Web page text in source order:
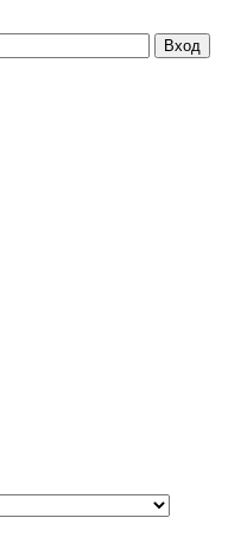
Вход